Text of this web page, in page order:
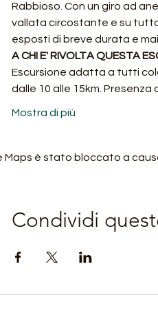
Rabbioso. Con un giro ad
vallata circostante e su
esposti di breve durata e
A CHI E' RIVOLTA QUESTA
Escursione adatta a tutti
dalle 10 alle 15km. Presenza
Mostra di più
Maps è stato bloccato a
Condividi